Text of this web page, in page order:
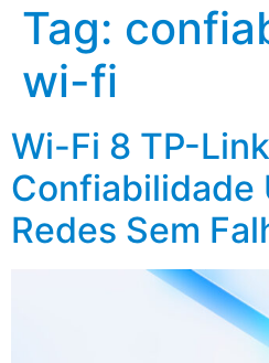
Tag:
wi-fi
Wi-Fi 8 TP-
Confiabilidade
Redes Sem